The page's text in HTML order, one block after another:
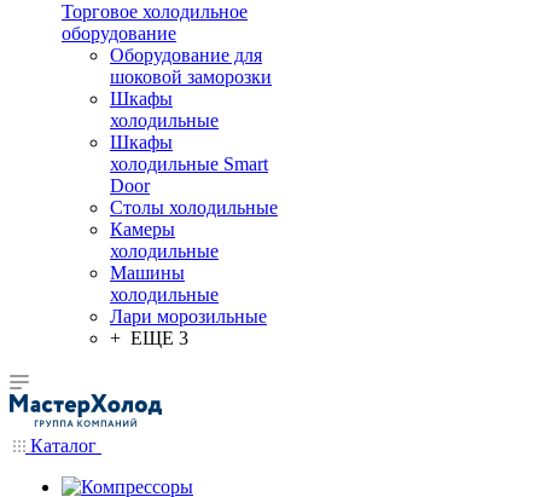
Торговое холодильное
оборудование
Оборудование для
шоковой заморозки
Шкафы
холодильные
Шкафы
холодильные Smart
Door
Столы холодильные
Камеры
холодильные
Машины
холодильные
Лари морозильные
+ ЕЩЕ 3
Каталог